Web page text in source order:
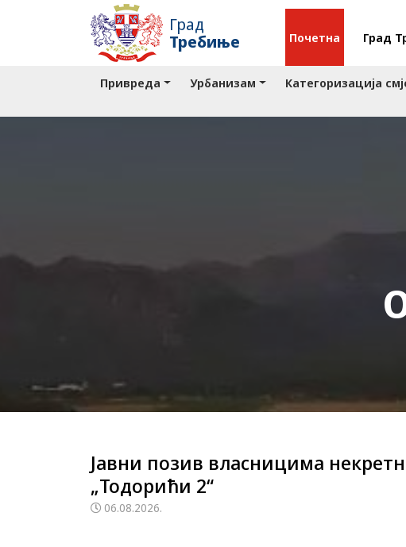
Град
Требиње
Почетна Град
Привреда Урбанизам Категоризација
Јавни позив власницима
„Тодорићи 2“
06.08.2026.